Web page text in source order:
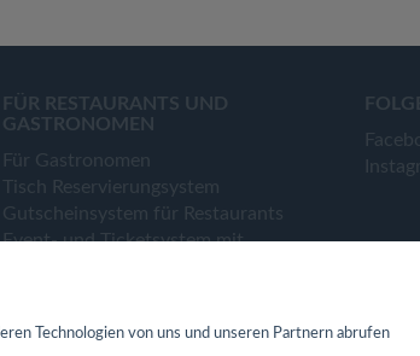
FÜR RESTAURANTS UND
GASTRONOMEN
Für Gastronomen
Tisch Reservierungsystem
Gutscheinsystem für Restaurants
Event- und Ticketsystem mit
Webseiten für Restaurant
Technologien von uns und unseren Partnern abrufen